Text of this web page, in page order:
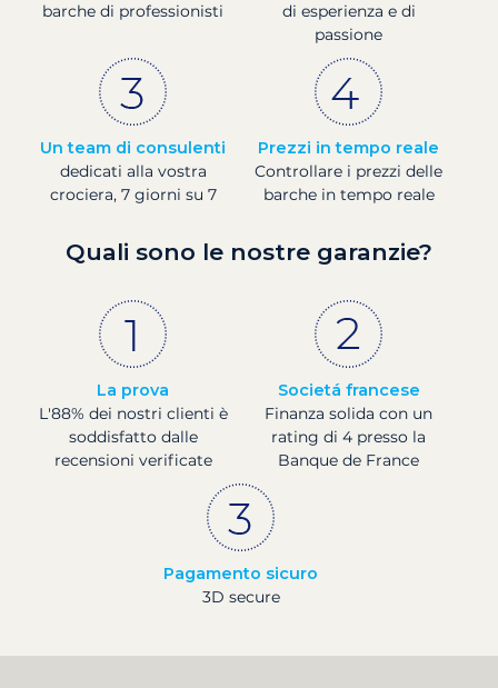
barche di professionisti
di esperienza e di
passione
Un team di consulenti
dedicati alla vostra
crociera, 7 giorni su 7
Prezzi in tempo reale
Controllare i prezzi delle
barche in tempo reale
Quali sono le nostre garanzie?
La prova
L'88% dei nostri clienti è
soddisfatto dalle
recensioni verificate
Societá francese
Finanza solida con un
rating di 4 presso la
Banque de France
Pagamento sicuro
3D secure